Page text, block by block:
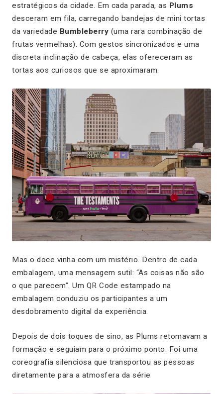
estratégicos da cidade. Em cada parada, as Plums
desceram em fila, carregando bandejas de mini tortas
da variedade Bumbleberry (uma rara combinação de
frutas vermelhas). Com gestos sincronizados e uma
discreta inclinação de cabeça, elas ofereceram as
tortas aos curiosos que se aproximaram.
Mas o doce vinha com um mistério. Dentro de cada
embalagem, uma mensagem sutil: “As coisas não são
o que parecem” . Um QR Code estampado na
embalagem conduziu os participantes a um
desdobramento digital da experiência.
Depois de dois toques de sino, as Plums retomavam a
formação e seguiam para o próximo ponto. Foi uma
coreografia silenciosa que transportou as pessoas
diretamente para a atmosfera da série